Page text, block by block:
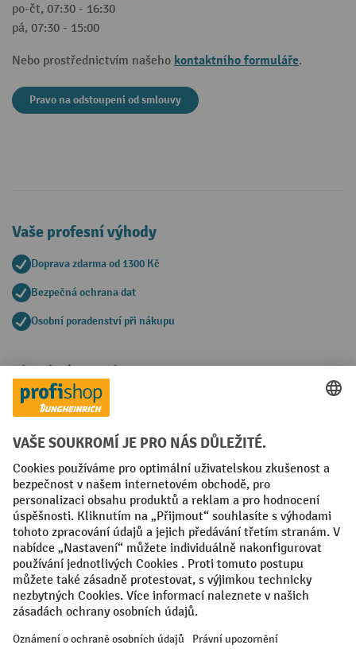
po-čt, 07:30 - 16:30
pá, 07:30 - 15:00
Nebo prostřednictvím našeho kontaktního formuláře.
Pravo na odstoupeni od smlouvy
Vaše profesní výhody
Doprava zdarma od 1300 Kč
Bezpečná ochrana dat
Osobní poradenství při nákupu
Platební metody
Faktura
Sociální sítě
Facebook
YouTube
LinkedIn
VODP Otisk
Prohlášení o ochraně osobních údajů